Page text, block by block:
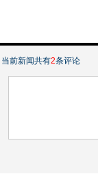
当前新闻共有2条评论